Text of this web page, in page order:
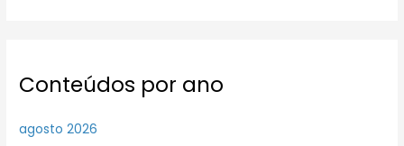
Conteúdos por ano
agosto 2026